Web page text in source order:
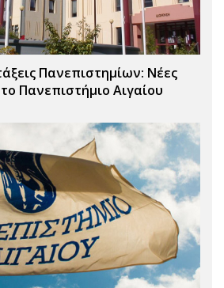
Πανεπιστημίων: Νέες
το Πανεπιστήμιο Αιγαίου